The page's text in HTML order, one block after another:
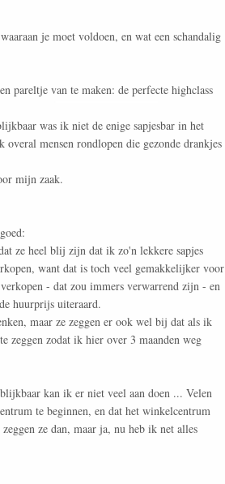
je moet voldoen, en wat een schandalig
pareltje van te maken: de perfecte highclass
was ik niet de enige sapjesbar in het
mensen rondlopen die gezonde drankjes
mijn zaak.
ze heel blij zijn dat ik zo'n lekkere sapjes
want dat is toch veel gemakkelijker voor
- dat zou immers verwarrend zijn - en
huurprijs uiteraard.
maar ze zeggen er ook wel bij dat als ik
zeggen zodat ik hier over 3 maanden weg
kan ik er niet veel aan doen ... Velen
te beginnen, en dat het winkelcentrum
ze dan, maar ja, nu heb ik net alles